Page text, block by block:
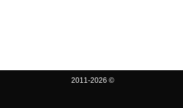
2011-2026 ©